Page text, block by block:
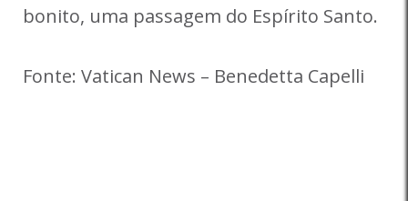
bonito, uma passagem do Espírito Santo.
Fonte: Vatican News – Benedetta Capelli